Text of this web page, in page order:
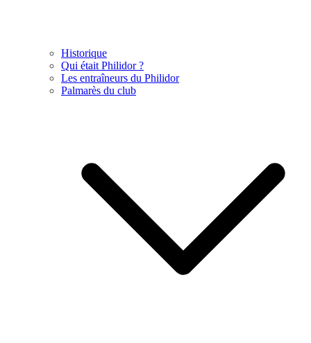
Historique
Qui était Philidor ?
Les entraîneurs du Philidor
Palmarès du club